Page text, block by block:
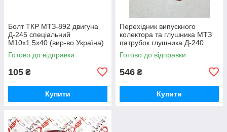
Болт ТКР МТЗ-892 двигуна
Д-245 спеціальний
М10х1.5х40 (вир-во Україна)
245-1008031 / 245-1008031-А
Готово до відправки
105 ₴
Купити
Перехідник випускного
колектора та глушника МТЗ
патрубок глушника Д-240
(вир-во Україна) 240-
1008021-Б1 / 240-1008021
Готово до відправки
546 ₴
Купити